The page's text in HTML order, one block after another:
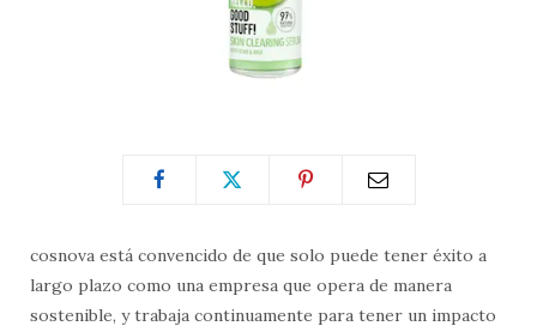
cosnova está convencido de que solo puede tener éxito a
largo plazo como una empresa que opera de manera
sostenible, y trabaja continuamente para tener un impacto